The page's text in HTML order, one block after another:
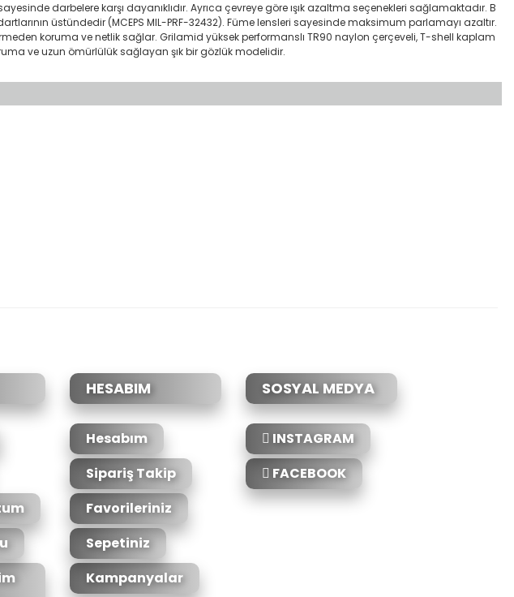
darbelere karşı dayanıklıdır. Ayrıca çevreye göre ışık azaltma seçenekleri sağlamaktadır. B
üstündedir (MCEPS MIL-PRF-32432). Füme lensleri sayesinde maksimum parlamayı azaltır.
koruma ve netlik sağlar. Grilamid yüksek performanslı TR90 naylon çerçeveli, T-shell kaplam
ve uzun ömürlülük sağlayan şık bir gözlük modelidir.
HESABIM
Hesabım
Sipariş Takip
Favorileriniz
Sepetiniz
Kampanyalar
SOSYAL MEDYA
INSTAGRAM
FACEBOOK